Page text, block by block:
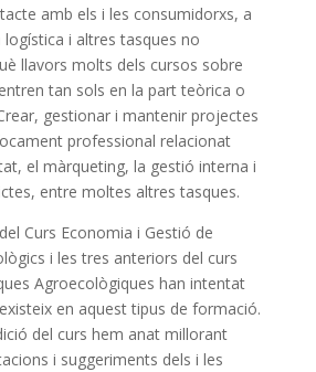
amb els i les consumidorxs, a
i altres tasques no
llavors molts dels cursos sobre
tan sols en la part teòrica o
gestionar i mantenir projectes
professional relacionat
el màrqueting, la gestió interna i
entre moltes altres tasques.
Curs Economia i Gestió de
i les tres anteriors del curs
Agroecològiques han intentat
en aquest tipus de formació.
del curs hem anat millorant
i suggeriments dels i les